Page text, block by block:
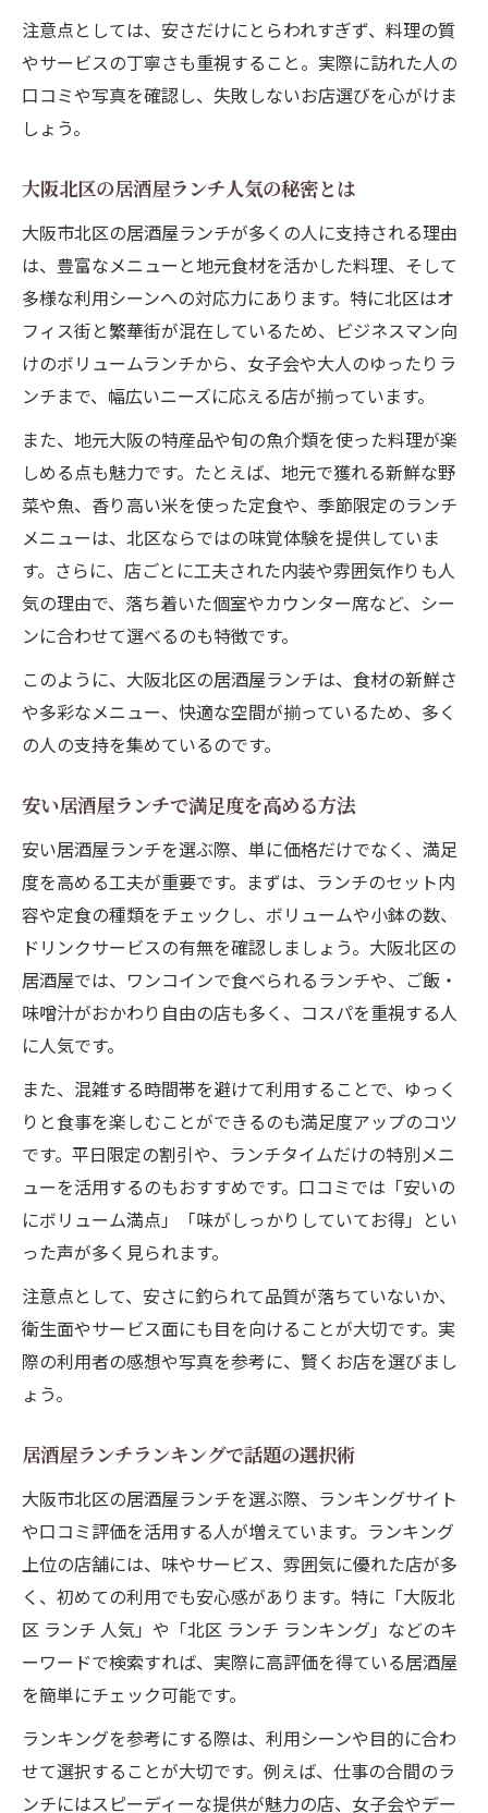
ランチ人気居酒屋で味わう絶品メニュー
北区の居酒屋ランチで評判が高い理由
おしゃれな空間が魅力の居酒屋ランチ探し
大阪市北区のおしゃれ居酒屋ランチ特集
おしゃれ空間で味わう人気居酒屋ランチ
居酒屋ランチで大人がおしゃれに過ごすコ
ツ
北区のおしゃれ居酒屋ランチを選ぶポイン
ト
現地で迷わない居酒屋ランチ選びのコツ
現在地周辺で失敗しない居酒屋ランチ探し
居酒屋ランチを賢く選ぶための実践テクニ
ック
北区で迷わず居酒屋ランチを見つける方法
居酒屋ランチ選びで重要なポイントを解説
駅近で便利な居酒屋ランチ活用術
注意点としては、安さだけにとらわれすぎず、料理の質
やサービスの丁寧さも重視すること。実際に訪れた人の
口コミや写真を確認し、失敗しないお店選びを心がけま
しょう。
大阪北区の居酒屋ランチ人気の秘密とは
大阪市北区の居酒屋ランチが多くの人に支持される理由
は、豊富なメニューと地元食材を活かした料理、そして
多様な利用シーンへの対応力にあります。特に北区はオ
フィス街と繁華街が混在しているため、ビジネスマン向
けのボリュームランチから、女子会や大人のゆったりラ
ンチまで、幅広いニーズに応える店が揃っています。
また、地元大阪の特産品や旬の魚介類を使った料理が楽
しめる点も魅力です。たとえば、地元で獲れる新鮮な野
菜や魚、香り高い米を使った定食や、季節限定のランチ
メニューは、北区ならではの味覚体験を提供していま
す。さらに、店ごとに工夫された内装や雰囲気作りも人
気の理由で、落ち着いた個室やカウンター席など、シー
ンに合わせて選べるのも特徴です。
このように、大阪北区の居酒屋ランチは、食材の新鮮さ
や多彩なメニュー、快適な空間が揃っているため、多く
の人の支持を集めているのです。
安い居酒屋ランチで満足度を高める方法
安い居酒屋ランチを選ぶ際、単に価格だけでなく、満足
度を高める工夫が重要です。まずは、ランチのセット内
容や定食の種類をチェックし、ボリュームや小鉢の数、
ドリンクサービスの有無を確認しましょう。大阪北区の
居酒屋では、ワンコインで食べられるランチや、ご飯・
味噌汁がおかわり自由の店も多く、コスパを重視する人
に人気です。
また、混雑する時間帯を避けて利用することで、ゆっく
りと食事を楽しむことができるのも満足度アップのコツ
です。平日限定の割引や、ランチタイムだけの特別メニ
ューを活用するのもおすすめです。口コミでは「安いの
にボリューム満点」「味がしっかりしていてお得」とい
った声が多く見られます。
注意点として、安さに釣られて品質が落ちていないか、
衛生面やサービス面にも目を向けることが大切です。実
際の利用者の感想や写真を参考に、賢くお店を選びまし
ょう。
居酒屋ランチランキングで話題の選択術
大阪市北区の居酒屋ランチを選ぶ際、ランキングサイト
や口コミ評価を活用する人が増えています。ランキング
上位の店舗には、味やサービス、雰囲気に優れた店が多
く、初めての利用でも安心感があります。特に「大阪北
区 ランチ 人気」や「北区 ランチ ランキング」などのキ
ーワードで検索すれば、実際に高評価を得ている居酒屋
を簡単にチェック可能です。
ランキングを参考にする際は、利用シーンや目的に合わ
せて選択することが大切です。例えば、仕事の合間のラ
ンチにはスピーディーな提供が魅力の店、女子会やデー